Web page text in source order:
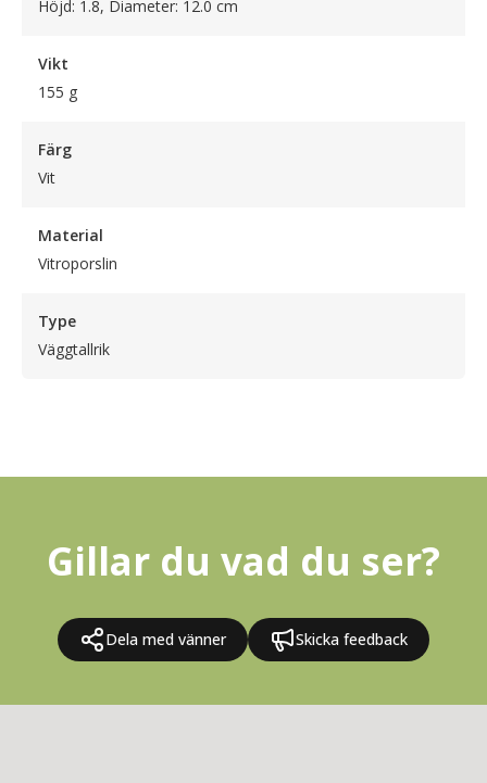
Höjd: 1.8, Diameter: 12.0 cm
Vikt
155 g
Färg
Vit
Material
Vitroporslin
Type
Väggtallrik
Gillar du vad du ser?
Dela med vänner Skicka feedback